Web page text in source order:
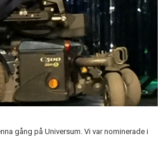
gång på Universum. Vi var nominerade i